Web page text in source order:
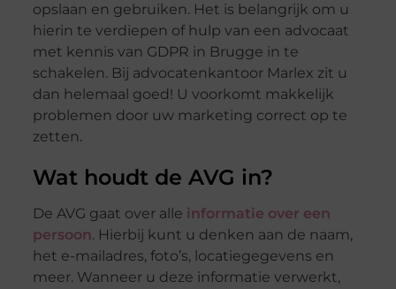
opslaan en gebruiken. Het is belangrijk om u
hierin te verdiepen of hulp van een advocaat
met kennis van GDPR in Brugge in te
schakelen. Bij advocatenkantoor Marlex zit u
dan helemaal goed! U voorkomt makkelijk
problemen door uw marketing correct op te
zetten.
Wat houdt de AVG in?
De AVG gaat over alle informatie over een
persoon. Hierbij kunt u denken aan de naam,
het e-mailadres, foto’s, locatiegegevens en
meer. Wanneer u deze informatie verwerkt,